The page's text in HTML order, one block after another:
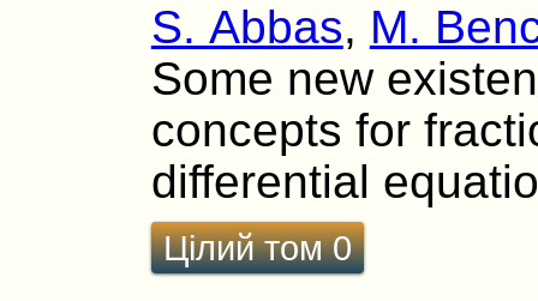
S. Abbas, M.
Some new
concepts for
differential
Цілий том 0